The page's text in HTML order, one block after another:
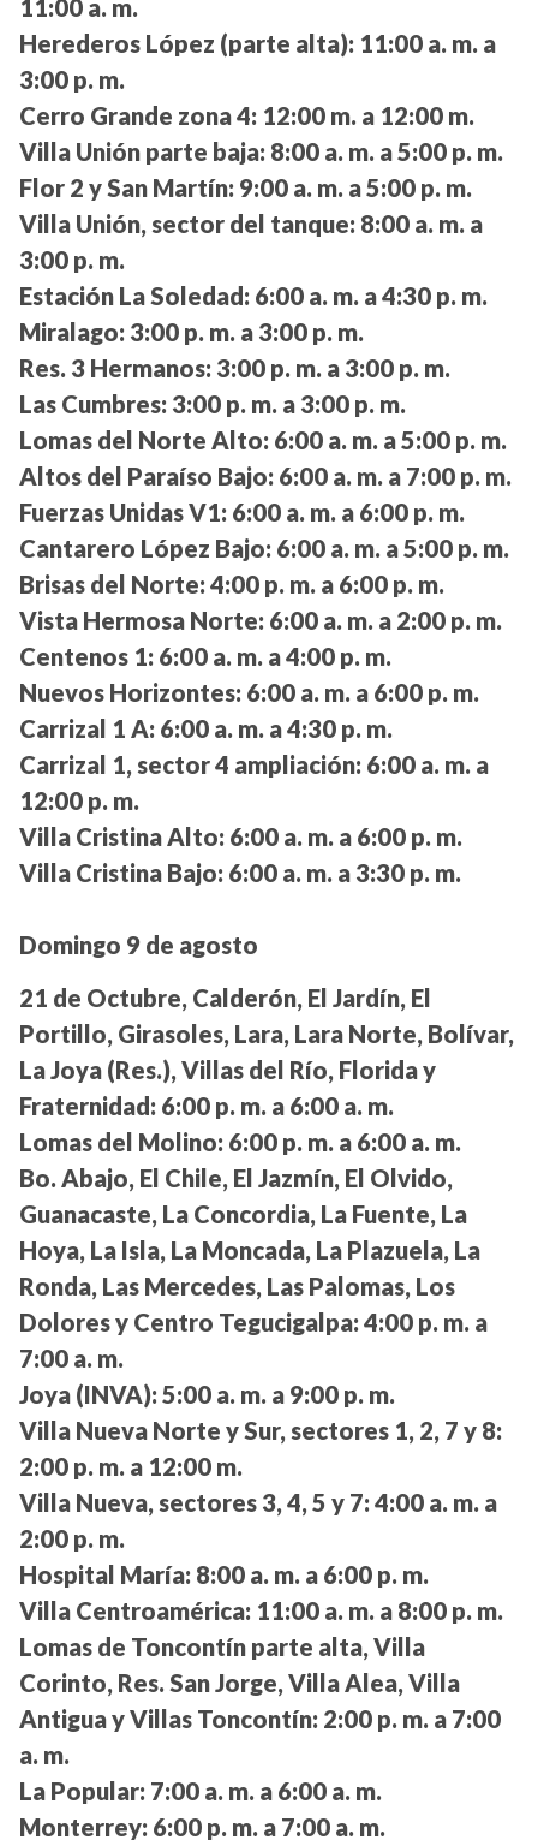
11:00 a. m.
Herederos López (parte alta): 11:00 a. m. a
3:00 p. m.
Cerro Grande zona 4: 12:00 m. a 12:00 m.
Villa Unión parte baja: 8:00 a. m. a 5:00 p. m.
Flor 2 y San Martín: 9:00 a. m. a 5:00 p. m.
Villa Unión, sector del tanque: 8:00 a. m. a
3:00 p. m.
Estación La Soledad: 6:00 a. m. a 4:30 p. m.
Miralago: 3:00 p. m. a 3:00 p. m.
Res. 3 Hermanos: 3:00 p. m. a 3:00 p. m.
Las Cumbres: 3:00 p. m. a 3:00 p. m.
Lomas del Norte Alto: 6:00 a. m. a 5:00 p. m.
Altos del Paraíso Bajo: 6:00 a. m. a 7:00 p. m.
Fuerzas Unidas V1: 6:00 a. m. a 6:00 p. m.
Cantarero López Bajo: 6:00 a. m. a 5:00 p. m.
Brisas del Norte: 4:00 p. m. a 6:00 p. m.
Vista Hermosa Norte: 6:00 a. m. a 2:00 p. m.
Centenos 1: 6:00 a. m. a 4:00 p. m.
Nuevos Horizontes: 6:00 a. m. a 6:00 p. m.
Carrizal 1 A: 6:00 a. m. a 4:30 p. m.
Carrizal 1, sector 4 ampliación: 6:00 a. m. a
12:00 p. m.
Villa Cristina Alto: 6:00 a. m. a 6:00 p. m.
Villa Cristina Bajo: 6:00 a. m. a 3:30 p. m.
Domingo 9 de agosto
21 de Octubre, Calderón, El Jardín, El
Portillo, Girasoles, Lara, Lara Norte, Bolívar,
La Joya (Res.), Villas del Río, Florida y
Fraternidad: 6:00 p. m. a 6:00 a. m.
Lomas del Molino: 6:00 p. m. a 6:00 a. m.
Bo. Abajo, El Chile, El Jazmín, El Olvido,
Guanacaste, La Concordia, La Fuente, La
Hoya, La Isla, La Moncada, La Plazuela, La
Ronda, Las Mercedes, Las Palomas, Los
Dolores y Centro Tegucigalpa: 4:00 p. m. a
7:00 a. m.
Joya (INVA): 5:00 a. m. a 9:00 p. m.
Villa Nueva Norte y Sur, sectores 1, 2, 7 y 8:
2:00 p. m. a 12:00 m.
Villa Nueva, sectores 3, 4, 5 y 7: 4:00 a. m. a
2:00 p. m.
Hospital María: 8:00 a. m. a 6:00 p. m.
Villa Centroamérica: 11:00 a. m. a 8:00 p. m.
Lomas de Toncontín parte alta, Villa
Corinto, Res. San Jorge, Villa Alea, Villa
Antigua y Villas Toncontín: 2:00 p. m. a 7:00
a. m.
La Popular: 7:00 a. m. a 6:00 a. m.
Monterrey: 6:00 p. m. a 7:00 a. m.